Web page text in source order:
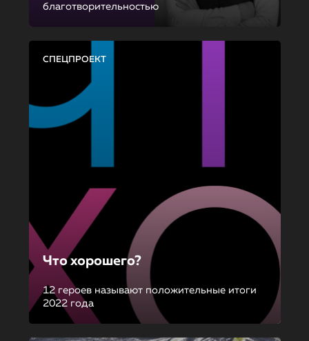
благотворительностью
СПЕЦПРОЕКТ
Что хорошего?
12 героев называют положительные итоги
2022 года